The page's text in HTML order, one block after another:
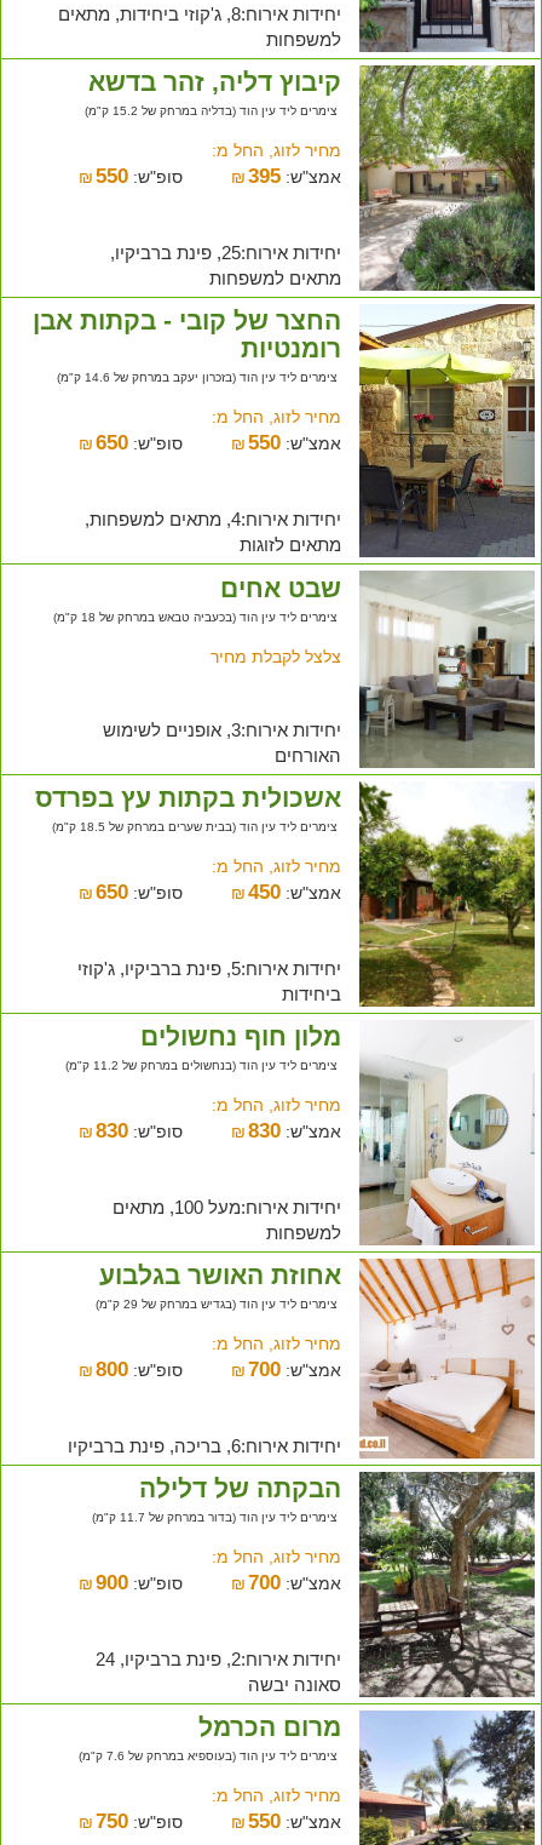
יחידות אירוח:8, ג'קוזי ביחידות, מתאים
למשפחות
קיבוץ דליה, זהר בדשא
צימרים ליד עין הוד (בדליה במרחק של 15.2 ק"מ)
מחיר לזוג, החל מ:
אמצ"ש:
₪395 סופ"ש: ₪ 550
יחידות אירוח:25, פינת ברביקיו,
מתאים למשפחות
החצר של קובי - בקתות אבן
רומנטיות
צימרים ליד עין הוד (בזכרון יעקב במרחק של 14.6 ק"מ)
מחיר לזוג, החל מ:
אמצ"ש:
₪550 סופ"ש: ₪ 650
יחידות אירוח:4, מתאים למשפחות,
מתאים לזוגות
שבט אחים
צימרים ליד עין הוד (בכעביה טבאש במרחק של 18 ק"מ)
צלצל לקבלת מחיר
יחידות אירוח:3, אופניים לשימוש
האורחים
אשכולית בקתות עץ בפרדס
צימרים ליד עין הוד (בבית שערים במרחק של 18.5 ק"מ)
מחיר לזוג, החל מ:
אמצ"ש:
₪450 סופ"ש: ₪ 650
יחידות אירוח:5, פינת ברביקיו, ג'קוזי
ביחידות
מלון חוף נחשולים
צימרים ליד עין הוד (בנחשולים במרחק של 11.2 ק"מ)
מחיר לזוג, החל מ:
אמצ"ש:
₪830 סופ"ש: ₪ 830
יחידות אירוח:מעל 100, מתאים
למשפחות
אחוזת האושר בגלבוע
צימרים ליד עין הוד (בגדיש במרחק של 29 ק"מ)
מחיר לזוג, החל מ:
אמצ"ש:
₪700 סופ"ש: ₪ 800
יחידות אירוח:6, בריכה, פינת ברביקיו
הבקתה של דלילה
צימרים ליד עין הוד (בדור במרחק של 11.7 ק"מ)
מחיר לזוג, החל מ:
אמצ"ש:
₪700 סופ"ש: ₪ 900
יחידות אירוח:2, פינת ברביקיו, 24
סאונה יבשה
מרום הכרמל
צימרים ליד עין הוד (בעוספיא במרחק של 7.6 ק"מ)
מחיר לזוג, החל מ:
אמצ"ש:
₪550 סופ"ש: ₪ 750